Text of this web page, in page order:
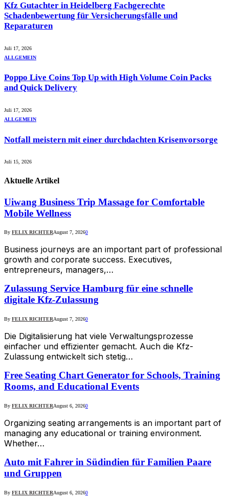
Kfz Gutachter in Heidelberg Fachgerechte
Schadenbewertung für Versicherungsfälle und
Reparaturen
Juli 17, 2026
ALLGEMEIN
Poppo Live Coins Top Up with High Volume Coin Packs
and Quick Delivery
Juli 17, 2026
ALLGEMEIN
Notfall meistern mit einer durchdachten Krisenvorsorge
Juli 15, 2026
AktuelleArtikel
Uiwang Business Trip Massage for Comfortable
Mobile Wellness
By FELIX RICHTERAugust 7, 20260
Business journeys are an important part of professional
growth and corporate success. Executives,
entrepreneurs, managers,…
Zulassung Service Hamburg für eine schnelle
digitale Kfz-Zulassung
By FELIX RICHTERAugust 7, 20260
Die Digitalisierung hat viele Verwaltungsprozesse
einfacher und effizienter gemacht. Auch die Kfz-
Zulassung entwickelt sich stetig…
Free Seating Chart Generator for Schools, Training
Rooms, and Educational Events
By FELIX RICHTERAugust 6, 20260
Organizing seating arrangements is an important part of
managing any educational or training environment.
Whether…
Auto mit Fahrer in Südindien für Familien Paare
und Gruppen
By FELIX RICHTERAugust 6, 20260